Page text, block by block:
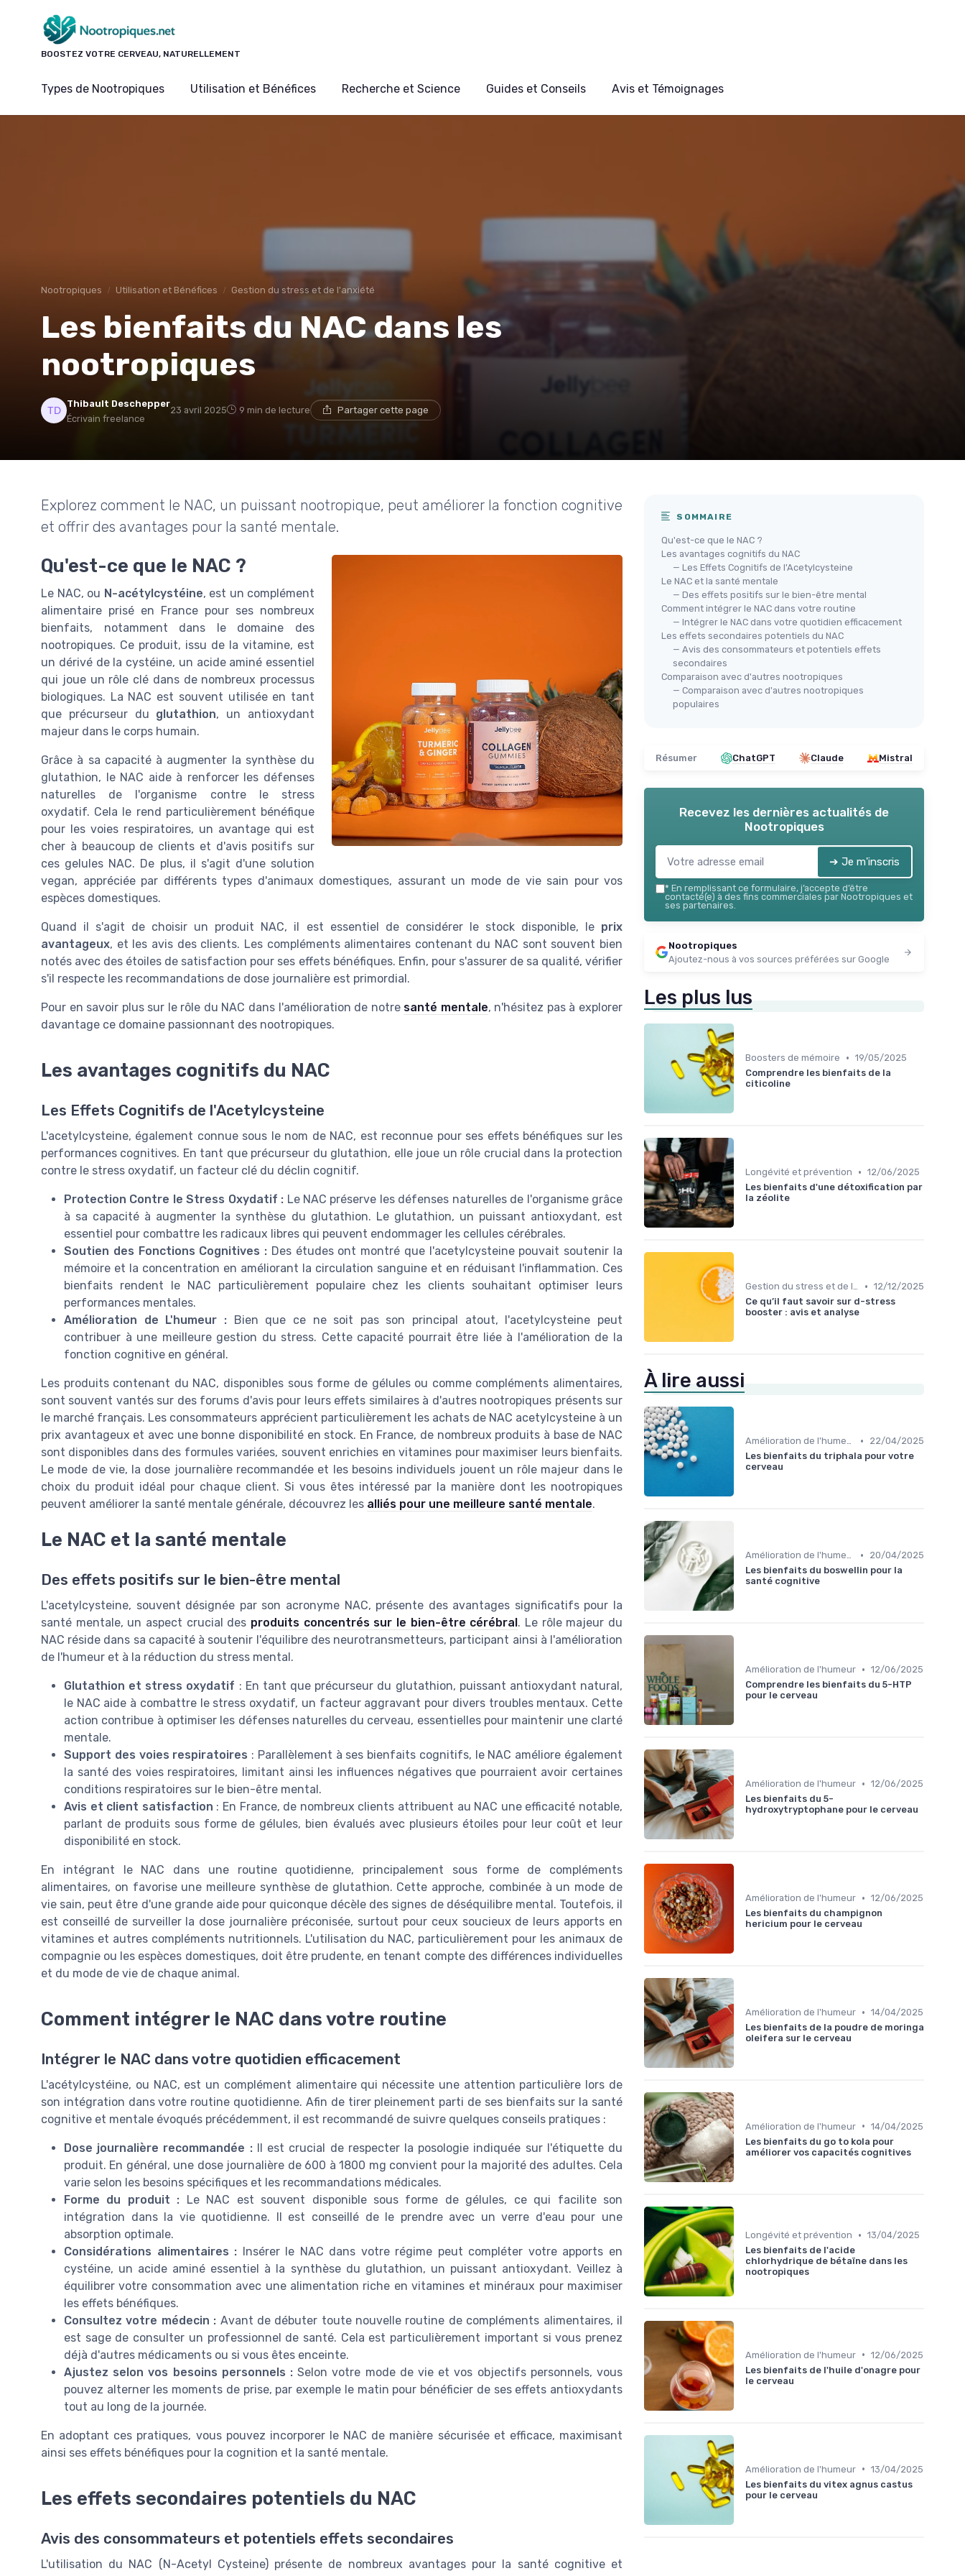
BOOSTEZ VOTRE CERVEAU, NATURELLEMENT
Types de Nootropiques Utilisation et Bénéfices Recherche et Science Guides et Conseils Avis et Témoignages
Nootropiques Utilisation et Bénéfices Gestion du stress et de l'anxiété
Les bienfaits du NAC dans les
nootropiques
Thibault Deschepper
Écrivain freelance
23 avril 2025 9 min de lecture Partager cette page
Explorez comment le NAC, un puissant nootropique, peut améliorer la fonction cognitive
et offrir des avantages pour la santé mentale.
Qu'est-ce que le NAC ?
Le NAC, ou N-acétylcystéine, est un complément
alimentaire prisé en France pour ses nombreux
bienfaits, notamment dans le domaine des
nootropiques. Ce produit, issu de la vitamine, est
un dérivé de la cystéine, un acide aminé essentiel
qui joue un rôle clé dans de nombreux processus
biologiques. La NAC est souvent utilisée en tant
que précurseur du glutathion, un antioxydant
majeur dans le corps humain.
Grâce à sa capacité à augmenter la synthèse du
glutathion, le NAC aide à renforcer les défenses
naturelles de l'organisme contre le stress
oxydatif. Cela le rend particulièrement bénéfique
pour les voies respiratoires, un avantage qui est
cher à beaucoup de clients et d'avis positifs sur
ces gelules NAC. De plus, il s'agit d'une solution
vegan, appréciée par différents types d'animaux domestiques, assurant un mode de vie sain pour vos
espèces domestiques.
Quand il s'agit de choisir un produit NAC, il est essentiel de considérer le stock disponible, le prix
avantageux, et les avis des clients. Les compléments alimentaires contenant du NAC sont souvent bien
notés avec des étoiles de satisfaction pour ses effets bénéfiques. Enfin, pour s'assurer de sa qualité, vérifier
s'il respecte les recommandations de dose journalière est primordial.
Pour en savoir plus sur le rôle du NAC dans l'amélioration de notre santé mentale, n'hésitez pas à explorer
davantage ce domaine passionnant des nootropiques.
Les avantages cognitifs du NAC
Les Effets Cognitifs de l'Acetylcysteine
L'acetylcysteine, également connue sous le nom de NAC, est reconnue pour ses effets bénéfiques sur les
performances cognitives. En tant que précurseur du glutathion, elle joue un rôle crucial dans la protection
contre le stress oxydatif, un facteur clé du déclin cognitif.
Protection Contre le Stress Oxydatif : Le NAC préserve les défenses naturelles de l'organisme grâce
à sa capacité à augmenter la synthèse du glutathion. Le glutathion, un puissant antioxydant, est
essentiel pour combattre les radicaux libres qui peuvent endommager les cellules cérébrales.
Soutien des Fonctions Cognitives : Des études ont montré que l'acetylcysteine pouvait soutenir la
mémoire et la concentration en améliorant la circulation sanguine et en réduisant l'inflammation. Ces
bienfaits rendent le NAC particulièrement populaire chez les clients souhaitant optimiser leurs
performances mentales.
Amélioration de L'humeur : Bien que ce ne soit pas son principal atout, l'acetylcysteine peut
contribuer à une meilleure gestion du stress. Cette capacité pourrait être liée à l'amélioration de la
fonction cognitive en général.
Les produits contenant du NAC, disponibles sous forme de gélules ou comme compléments alimentaires,
sont souvent vantés sur des forums d'avis pour leurs effets similaires à d'autres nootropiques présents sur
le marché français. Les consommateurs apprécient particulièrement les achats de NAC acetylcysteine à un
prix avantageux et avec une bonne disponibilité en stock. En France, de nombreux produits à base de NAC
sont disponibles dans des formules variées, souvent enrichies en vitamines pour maximiser leurs bienfaits.
Le mode de vie, la dose journalière recommandée et les besoins individuels jouent un rôle majeur dans le
choix du produit idéal pour chaque client. Si vous êtes intéressé par la manière dont les nootropiques
peuvent améliorer la santé mentale générale, découvrez les alliés pour une meilleure santé mentale.
Le NAC et la santé mentale
Des effets positifs sur le bien-être mental
L'acetylcysteine, souvent désignée par son acronyme NAC, présente des avantages significatifs pour la
santé mentale, un aspect crucial des produits concentrés sur le bien-être cérébral . Le rôle majeur du
NAC réside dans sa capacité à soutenir l'équilibre des neurotransmetteurs, participant ainsi à l'amélioration
de l'humeur et à la réduction du stress mental.
Glutathion et stress oxydatif : En tant que précurseur du glutathion, puissant antioxydant natural,
le NAC aide à combattre le stress oxydatif, un facteur aggravant pour divers troubles mentaux. Cette
action contribue à optimiser les défenses naturelles du cerveau, essentielles pour maintenir une clarté
mentale.
Support des voies respiratoires : Parallèlement à ses bienfaits cognitifs, le NAC améliore également
la santé des voies respiratoires, limitant ainsi les influences négatives que pourraient avoir certaines
conditions respiratoires sur le bien-être mental.
Avis et client satisfaction : En France, de nombreux clients attribuent au NAC une efficacité notable,
parlant de produits sous forme de gélules, bien évalués avec plusieurs étoiles pour leur coût et leur
disponibilité en stock.
En intégrant le NAC dans une routine quotidienne, principalement sous forme de compléments
alimentaires, on favorise une meilleure synthèse de glutathion. Cette approche, combinée à un mode de
vie sain, peut être d'une grande aide pour quiconque décèle des signes de déséquilibre mental. Toutefois, il
est conseillé de surveiller la dose journalière préconisée, surtout pour ceux soucieux de leurs apports en
vitamines et autres compléments nutritionnels. L'utilisation du NAC, particulièrement pour les animaux de
compagnie ou les espèces domestiques, doit être prudente, en tenant compte des différences individuelles
et du mode de vie de chaque animal.
Comment intégrer le NAC dans votre routine
Intégrer le NAC dans votre quotidien efficacement
L'acétylcystéine, ou NAC, est un complément alimentaire qui nécessite une attention particulière lors de
son intégration dans votre routine quotidienne. Afin de tirer pleinement parti de ses bienfaits sur la santé
cognitive et mentale évoqués précédemment, il est recommandé de suivre quelques conseils pratiques :
Dose journalière recommandée :Il est crucial de respecter la posologie indiquée sur l'étiquette du
produit. En général, une dose journalière de 600 à 1800 mg convient pour la majorité des adultes. Cela
varie selon les besoins spécifiques et les recommandations médicales.
Forme du produit : Le NAC est souvent disponible sous forme de gélules, ce qui facilite son
intégration dans la vie quotidienne. Il est conseillé de le prendre avec un verre d'eau pour une
absorption optimale.
Considérations alimentaires : Insérer le NAC dans votre régime peut compléter votre apports en
cystéine, un acide aminé essentiel à la synthèse du glutathion, un puissant antioxydant. Veillez à
équilibrer votre consommation avec une alimentation riche en vitamines et minéraux pour maximiser
les effets bénéfiques.
Consultez votre médecin : Avant de débuter toute nouvelle routine de compléments alimentaires, il
est sage de consulter un professionnel de santé. Cela est particulièrement important si vous prenez
déjà d'autres médicaments ou si vous êtes enceinte.
Ajustez selon vos besoins personnels : Selon votre mode de vie et vos objectifs personnels, vous
pouvez alterner les moments de prise, par exemple le matin pour bénéficier de ses effets antioxydants
tout au long de la journée.
En adoptant ces pratiques, vous pouvez incorporer le NAC de manière sécurisée et efficace, maximisant
ainsi ses effets bénéfiques pour la cognition et la santé mentale.
Les effets secondaires potentiels du NAC
Avis des consommateurs et potentiels effets secondaires
L'utilisation du NAC (N-Acetyl Cysteine) présente de nombreux avantages pour la santé cognitive et
SOMMAIRE
Qu'est-ce que le NAC ?
Les avantages cognitifs du NAC
— Les Effets Cognitifs de l'Acetylcysteine
Le NAC et la santé mentale
— Des effets positifs sur le bien-être mental
Comment intégrer le NAC dans votre routine
— Intégrer le NAC dans votre quotidien efficacement
Les effets secondaires potentiels du NAC
— Avis des consommateurs et potentiels effets
secondaires
Comparaison avec d'autres nootropiques
— Comparaison avec d'autres nootropiques
populaires
Résumer ChatGPT Claude Mistral
Recevez les dernières actualités de
Nootropiques
➔ Je m'inscris
* En remplissant ce formulaire, j’accepte d’être
contacté(e) à des fins commerciales par Nootropiques et
ses partenaires.
Nootropiques
Ajoutez-nous à vos sources préférées sur Google
Les plus lus
Boosters de mémoire • 19/05/2025
Comprendre les bienfaits de la
citicoline
Longévité et prévention • 12/06/2025
Les bienfaits d'une détoxification par
la zéolite
Gestion du stress et de l'anxiété • 12/12/2025
Ce qu’il faut savoir sur d-stress
booster : avis et analyse
À lire aussi
Amélioration de l'humeur •
22/04/2025
Les bienfaits du triphala pour votre
cerveau
Amélioration de l'humeur •
20/04/2025
Les bienfaits du boswellin pour la
santé cognitive
Amélioration de l'humeur • 12/06/2025
Comprendre les bienfaits du 5-HTP
pour le cerveau
Amélioration de l'humeur • 12/06/2025
Les bienfaits du 5-
hydroxytryptophane pour le cerveau
Amélioration de l'humeur • 12/06/2025
Les bienfaits du champignon
hericium pour le cerveau
Amélioration de l'humeur • 14/04/2025
Les bienfaits de la poudre de moringa
oleifera sur le cerveau
Amélioration de l'humeur • 14/04/2025
Les bienfaits du go to kola pour
améliorer vos capacités cognitives
Longévité et prévention • 13/04/2025
Les bienfaits de l'acide
chlorhydrique de bétaïne dans les
nootropiques
Amélioration de l'humeur • 12/06/2025
Les bienfaits de l'huile d'onagre pour
le cerveau
Amélioration de l'humeur • 13/04/2025
Les bienfaits du vitex agnus castus
pour le cerveau